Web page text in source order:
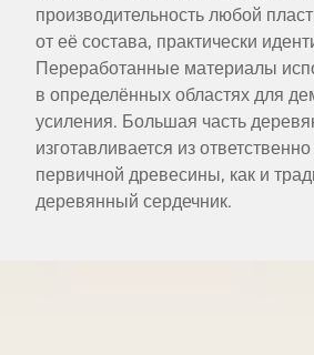
производительность любой
от её состава, практически
Переработанные материалы
в определённых областях для
усиления. Большая часть
изготавливается из
первичной древесины, как и
деревянный сердечник.